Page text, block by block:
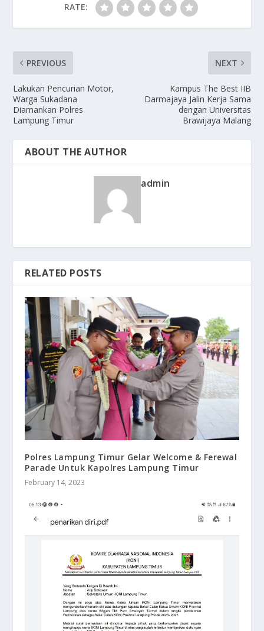
RATE:
PREVIOUS
Lakukan Pencurian Motor,
Warga Sukadana
Diamankan Polres
Lampung Timur
NEXT
Kampus The Best IIB
Darmajaya Jalin Kerja Sama
dengan Universitas
Brawijaya Malang
ABOUT THE AUTHOR
admin
RELATED POSTS
Polres Lampung Timur Gelar Welcome & Ferewal
Parade Untuk Kapolres Lampung Timur
February 14, 2023